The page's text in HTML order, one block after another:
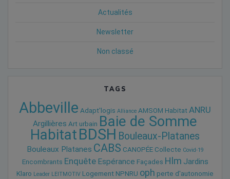
Actualités
Newsletter
Non classé
TAGS
Abbeville Adapt'logis Alliance AMSOM HabitatANRU
Argillières Art urbain Baie de Somme
HabitatBDSH Bouleaux-Platanes
Bouleaux Platanes CABS CANOPÉE Collecte Covid-19
Encombrants Enquête Espérance Façades Hlm Jardins
Klaro Leader LEITMOTIV Logement NPNRU oph perte d'autonomie